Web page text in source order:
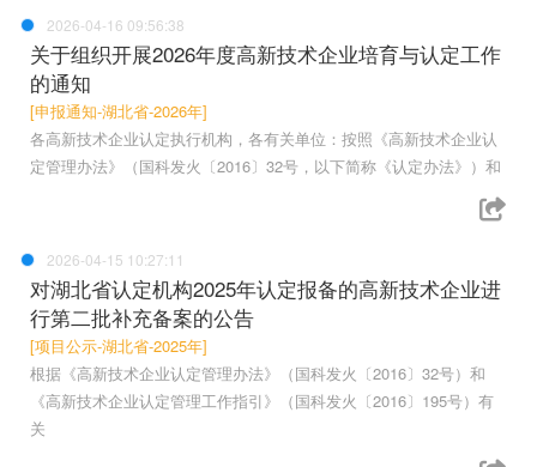
2026-04-16 09:56:38
关于组织开展2026年度高新技术企业培育与认定工作
的通知
[申报通知-湖北省-2026年]
各高新技术企业认定执行机构，各有关单位：按照《高新技术企业认
定管理办法》（国科发火〔2016〕32号，以下简称《认定办法》）和
2026-04-15 10:27:11
对湖北省认定机构2025年认定报备的高新技术企业进
行第二批补充备案的公告
[项目公示-湖北省-2025年]
根据《高新技术企业认定管理办法》（国科发火〔2016〕32号）和
《高新技术企业认定管理工作指引》（国科发火〔2016〕195号）有
关